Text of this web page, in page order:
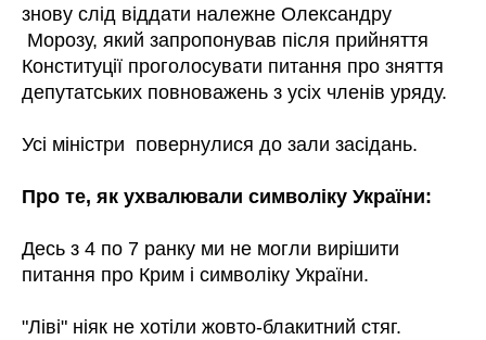
знову слід віддати належне Олександру
Морозу, який запропонував після прийняття
Конституції проголосувати питання про зняття
депутатських повноважень з усіх членів уряду.
Усі міністри повернулися до зали засідань.
Про те, як ухвалювали символіку України:
Десь з 4 по 7 ранку ми не могли вирішити
питання про Крим і символіку України.
"Ліві" ніяк не хотіли жовто-блакитний стяг.